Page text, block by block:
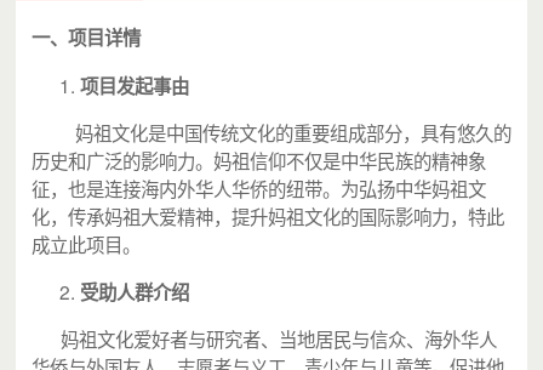
一、项目详情
项目发起事由
妈祖文化是中国传统文化的重要组成部分，具有悠久的
历史和广泛的影响力。妈祖信仰不仅是中华民族的精神象
征，也是连接海内外华人华侨的纽带。为弘扬中华妈祖文
化，传承妈祖大爱精神，提升妈祖文化的国际影响力，特此
成立此项目。
受助人群介绍
妈祖文化爱好者与研究者、当地居民与信众、海外华人